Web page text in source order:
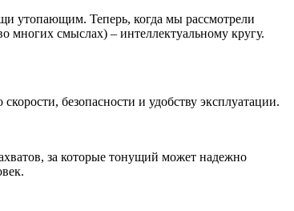
утопающим. Теперь, когда мы рассмотрели
многих смыслах) – интеллектуальному кругу.
безопасности и удобству эксплуатации.
за которые тонущий может надежно